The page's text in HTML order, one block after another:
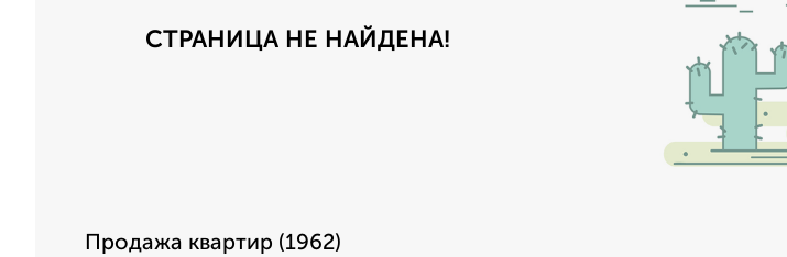
СТРАНИЦА НЕ НАЙДЕНА!
Продажа квартир (1962)